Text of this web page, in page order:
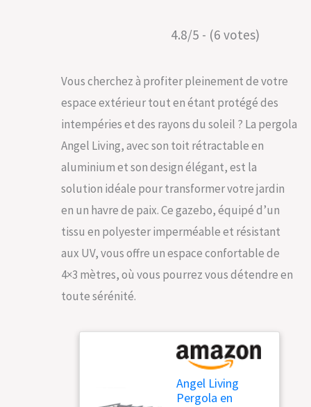
4.8/5 - (6 votes)
Vous cherchez à profiter pleinement de votre
espace extérieur tout en étant protégé des
intempéries et des rayons du soleil ? La pergola
Angel Living, avec son toit rétractable en
aluminium et son design élégant, est la
solution idéale pour transformer votre jardin
en un havre de paix. Ce gazebo, équipé d’un
tissu en polyester imperméable et résistant
aux UV, vous offre un espace confortable de
4×3 mètres, où vous pourrez vous détendre en
toute sérénité.
Angel Living
Pergola en